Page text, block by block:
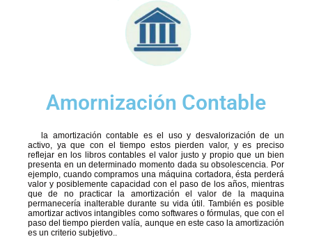
Amornización Contable
la amortización contable es el uso y desvalorización de un
activo, ya que con el tiempo estos pierden valor, y es preciso
reflejar en los libros contables el valor justo y propio que un bien
presenta en un determinado momento dada su obsolescencia. Por
ejemplo, cuando compramos una máquina cortadora, ésta perderá
valor y posiblemente capacidad con el paso de los años, mientras
que de no practicar la amortización el valor de la maquina
permanecería inalterable durante su vida útil. También es posible
amortizar activos intangibles como softwares o fórmulas, que con el
paso del tiempo pierden valía, aunque en este caso la amortización
es un criterio subjetivo..